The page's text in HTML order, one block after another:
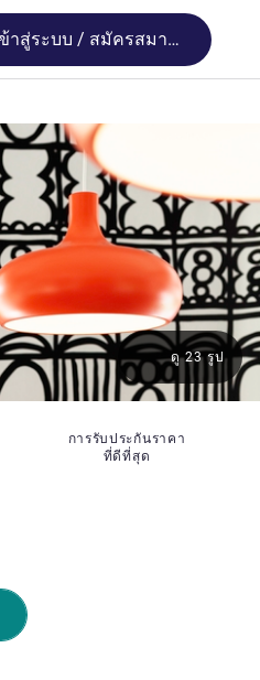
ข้าสู่ระบบ / สมัครสมาชิก
การรับประกันราคา
ที่ดีที่สุด
ดู 23 รูป